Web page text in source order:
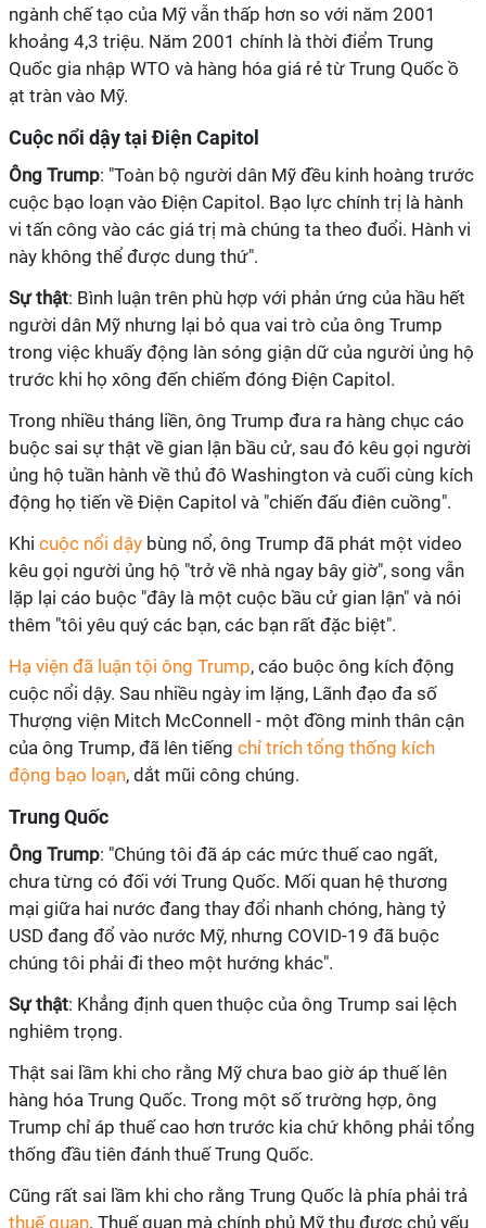
ngành chế tạo của Mỹ vẫn thấp hơn so với năm 2001
khoảng 4,3 triệu. Năm 2001 chính là thời điểm Trung
Quốc gia nhập WTO và hàng hóa giá rẻ từ Trung Quốc ồ
ạt tràn vào Mỹ.
Cuộc nổi dậy tại Điện Capitol
Ông Trump: "Toàn bộ người dân Mỹ đều kinh hoàng trước
cuộc bạo loạn vào Điện Capitol. Bạo lực chính trị là hành
vi tấn công vào các giá trị mà chúng ta theo đuổi. Hành vi
này không thể được dung thứ".
Sự thật: Bình luận trên phù hợp với phản ứng của hầu hết
người dân Mỹ nhưng lại bỏ qua vai trò của ông Trump
trong việc khuấy động làn sóng giận dữ của người ủng hộ
trước khi họ xông đến chiếm đóng Điện Capitol.
Trong nhiều tháng liền, ông Trump đưa ra hàng chục cáo
buộc sai sự thật về gian lận bầu cử, sau đó kêu gọi người
ủng hộ tuần hành về thủ đô Washington và cuối cùng kích
động họ tiến về Điện Capitol và "chiến đấu điên cuồng".
Khi cuộc nổi dậy bùng nổ, ông Trump đã phát một video
kêu gọi người ủng hộ "trở về nhà ngay bây giờ", song vẫn
lặp lại cáo buộc "đây là một cuộc bầu cử gian lận" và nói
thêm "tôi yêu quý các bạn, các bạn rất đặc biệt".
Hạ viện đã luận tội ông Trump, cáo buộc ông kích động
cuộc nổi dậy. Sau nhiều ngày im lặng, Lãnh đạo đa số
Thượng viện Mitch McConnell - một đồng minh thân cận
của ông Trump, đã lên tiếng chỉ trích tổng thống kích
động bạo loạn, dắt mũi công chúng.
Trung Quốc
Ông Trump: "Chúng tôi đã áp các mức thuế cao ngất,
chưa từng có đối với Trung Quốc. Mối quan hệ thương
mại giữa hai nước đang thay đổi nhanh chóng, hàng tỷ
USD đang đổ vào nước Mỹ, nhưng COVID-19 đã buộc
chúng tôi phải đi theo một hướng khác".
Sự thật: Khẳng định quen thuộc của ông Trump sai lệch
nghiêm trọng.
Thật sai lầm khi cho rằng Mỹ chưa bao giờ áp thuế lên
hàng hóa Trung Quốc. Trong một số trường hợp, ông
Trump chỉ áp thuế cao hơn trước kia chứ không phải tổng
thống đầu tiên đánh thuế Trung Quốc.
Cũng rất sai lầm khi cho rằng Trung Quốc là phía phải trả
thuế quan. Thuế quan mà chính phủ Mỹ thu được chủ yếu